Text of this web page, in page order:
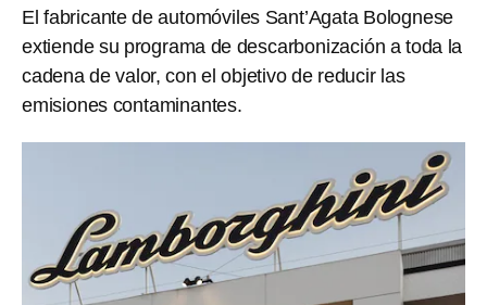
El fabricante de automóviles Sant’Agata Bolognese
extiende su programa de descarbonización a toda la
cadena de valor, con el objetivo de reducir las
emisiones contaminantes.